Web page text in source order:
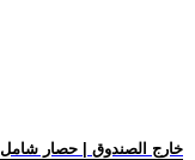
.. خارج الصندوق | حصار